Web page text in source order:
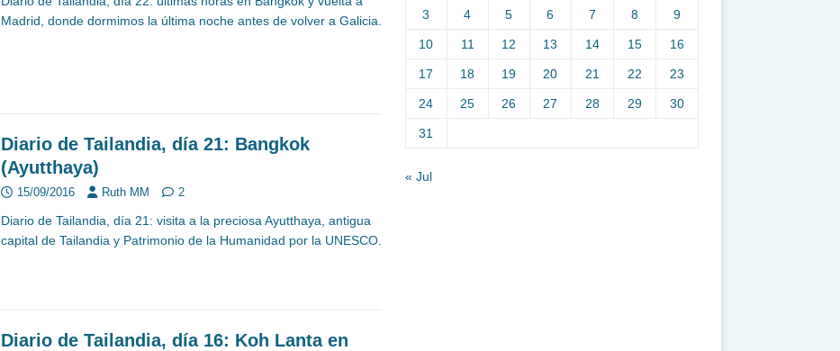
Madrid, donde dormimos la última noche antes de volver a Galicia.
Diario de Tailandia, día 21: Bangkok
(Ayutthaya)
15/09/2016 Ruth MM 2
Diario de Tailandia, día 21: visita a la preciosa Ayutthaya, antigua
capital de Tailandia y Patrimonio de la Humanidad por la UNESCO.
Diario de Tailandia, día 16: Koh Lanta en
3 4 5 6 7 8 9
10 11 12 13 14 15 16
17 18 19 20 21 22 23
24 25 26 27 28 29 30
31
« Jul